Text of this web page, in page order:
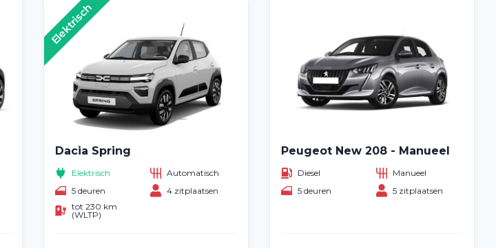
Dacia Spring
Elektrisch
Automatisch
5 deuren
4 zitplaatsen
tot 230 km
(WLTP)
Elektrisch
Peugeot New 208 - Manueel
Diesel
Manueel
5 deuren
5 zitplaatsen